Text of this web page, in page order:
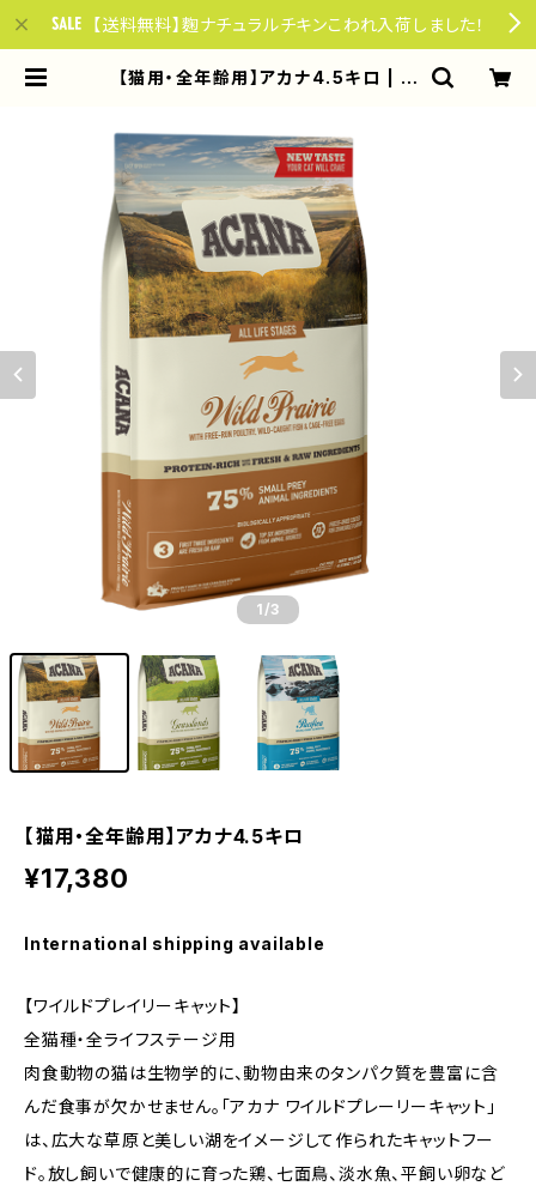
【送料無料】麴ナチュラルチキンこわれ入荷しました！
【猫用・全年齢用】アカナ4.5キロ | や
1 /3
【猫用・全年齢用】アカナ4.5キロ
¥17,380
International shipping available
【ワイルドプレイリーキャット】
全猫種・全ライフステージ用
肉食動物の猫は生物学的に、動物由来のタンパク質を豊富に含
んだ食事が欠かせません。「アカナ ワイルドプレーリーキャット」
は、広大な草原と美しい湖をイメージして作られたキャットフー
ド。放し飼いで健康的に育った鶏、七面鳥、淡水魚、平飼い卵など